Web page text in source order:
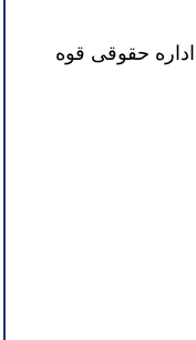
حقوقی قوه